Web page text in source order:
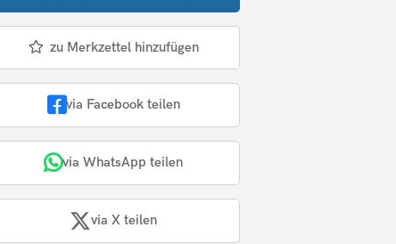
zu Merkzettel hinzufügen
via Facebook teilen
via WhatsApp teilen
via X teilen